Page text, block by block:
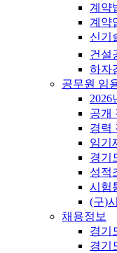
계약
계약
신기
건설
하자
공무원 임
2026
공개
경력
임기
경기
성적
시험
(구)
채용정보
경기
경기